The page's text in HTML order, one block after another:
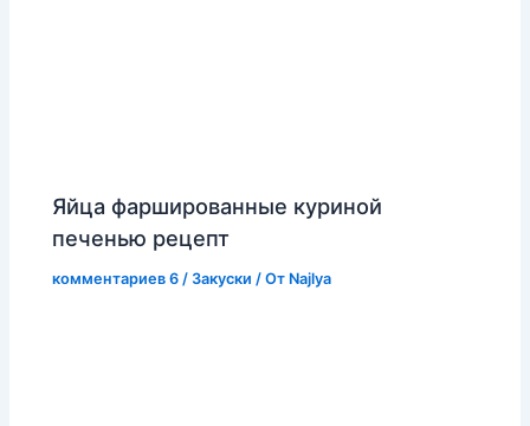
Яйца фаршированные куриной
печенью рецепт
комментариев 6 /Закуски / От Najlya